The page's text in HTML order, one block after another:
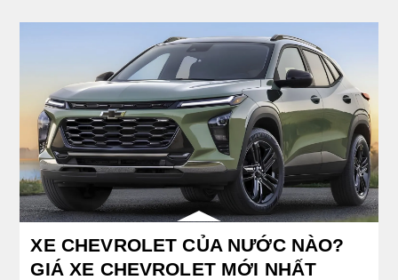
XE CHEVROLET CỦA NƯỚC NÀO?
GIÁ XE CHEVROLET MỚI NHẤT